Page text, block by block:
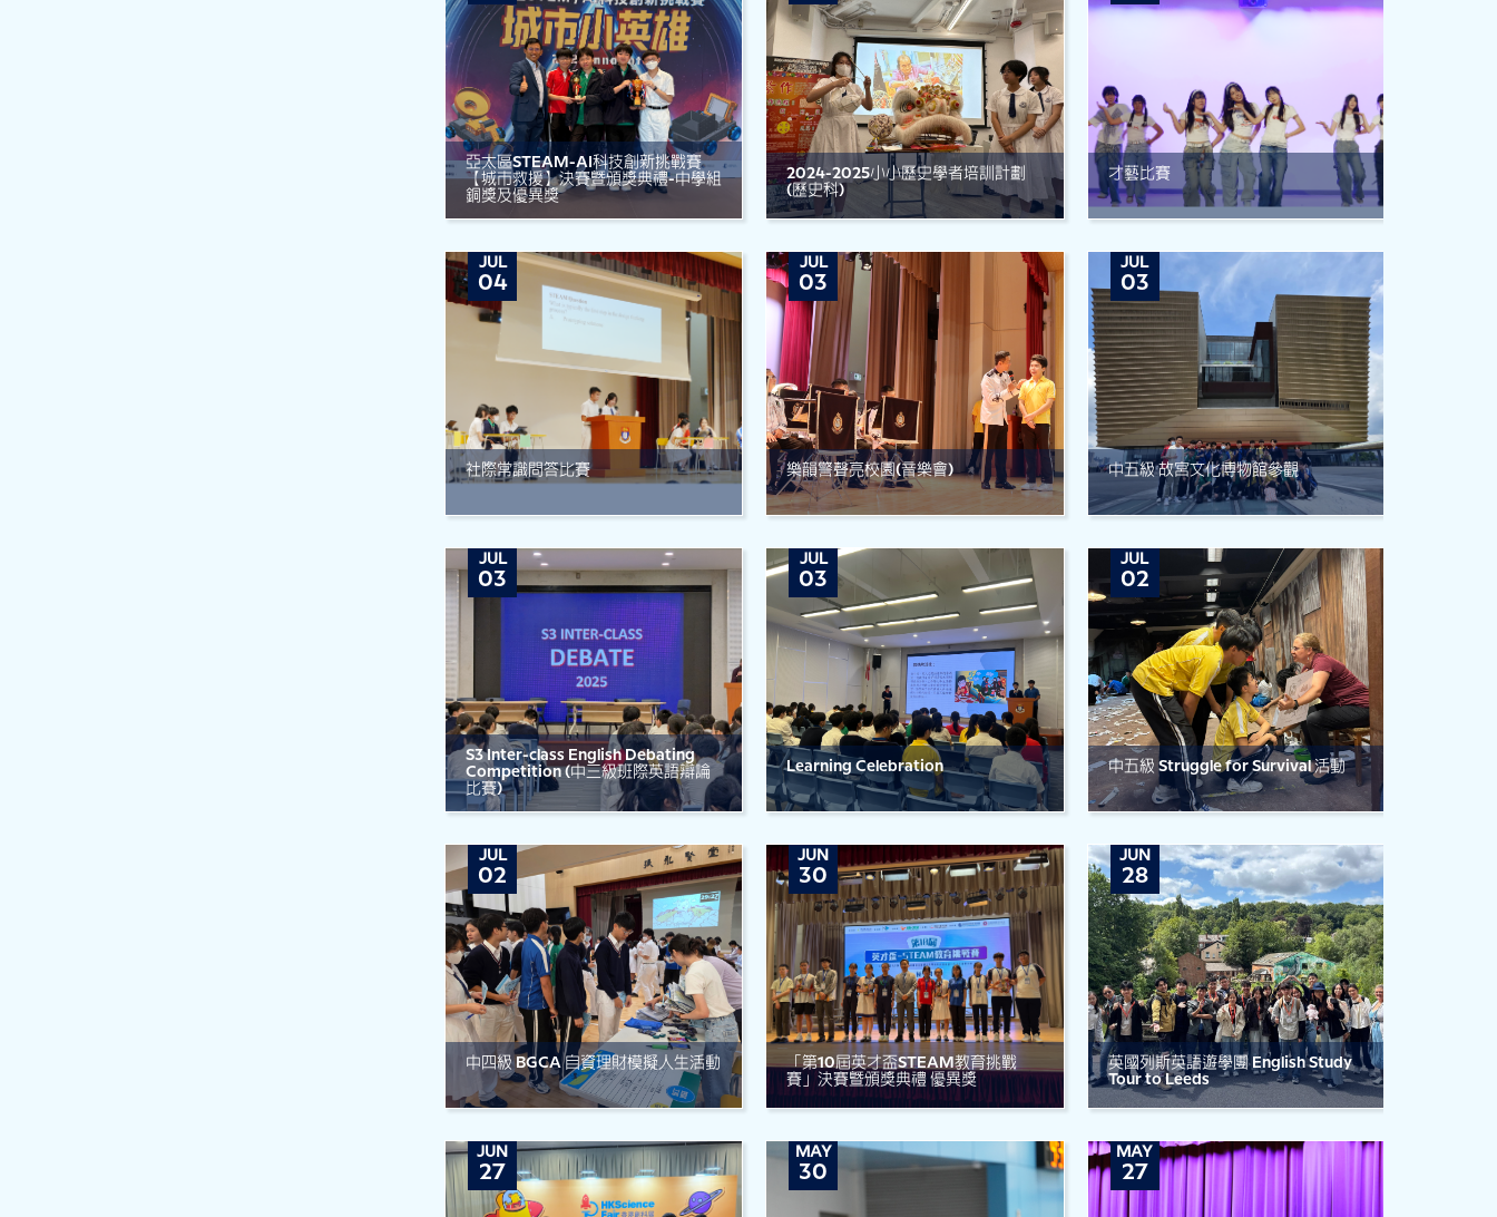
亞太區STEAM-AI科技創新挑戰賽
【城市救援】決賽暨頒獎典禮-中學組
銅獎及優異獎
2024-2025小小歷史學者培訓計劃
(歷史科)
才藝比賽
JUL
04
社際常識問答比賽
JUL
03
樂韻警聲亮校園(音樂會)
JUL
03
中五級 故宮文化博物館參觀
JUL
03
S3 Inter-class English Debating
Competition (中三級班際英語辯論
比賽)
JUL
03
Learning Celebration
JUL
02
中五級 Struggle for Survival 活動
JUL
02
中四級 BGCA 自資理財模擬人生活動
JUN
30
「第10屆英才盃STEAM教育挑戰
賽」決賽暨頒獎典禮 優異獎
JUN
28
英國列斯英語遊學團 English Study
Tour to Leeds
JUN
27
MAY
30
MAY
27